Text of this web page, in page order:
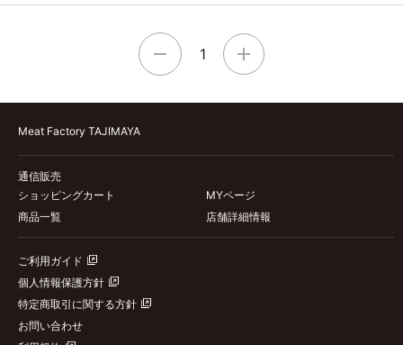
1
Meat Factory TAJIMAYA
通信販売
ショッピングカート
商品一覧
店舗詳細情報
MYページ
ご利用ガイド
特定商取引に関する方針
個人情報保護方針
お問い合わせ